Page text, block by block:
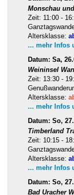
Monschau
Zeit: 11:00 -
Altersklasse:
... mehr Infos
Datum: Sa,
Weininsel
Zeit: 13:30 -
Altersklasse:
... mehr Infos
Datum: So,
Timberland
Zeit: 10:15 -
Altersklasse:
... mehr Infos
Datum: So,
Bad Uracher